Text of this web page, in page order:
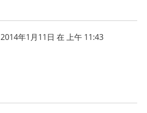
2014年1月11日 在 上午 11:43